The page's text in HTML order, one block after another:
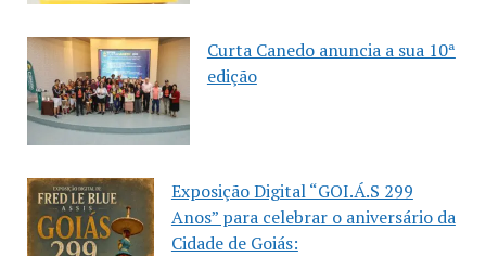
Curta Canedo anuncia a sua 10ª
edição
Exposição Digital “GOI.Á.S 299
Anos” para celebrar o aniversário da
Cidade de Goiás: